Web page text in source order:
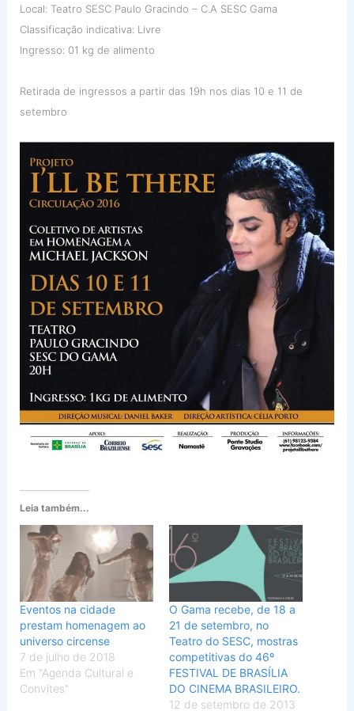
Local: Teatro SESC Paulo Gracindo – C.A SESC Gama
Classificação indicativa: Livre
Ingresso: 01 kg de alimento
Retirada de ingressos a partir das 19h nos dias 10 e 11 de
setembro
Leia também...
Eventos na cidade
prestam homenagem ao
universo circense
7 de julho de 2018
Em "Agenda Cultural e
Convites"
O Gama recebe, de 18 a
21 de setembro, no
Teatro do SESC, mostras
competitivas do 46º
FESTIVAL DE BRASÍLIA
DO CINEMA BRASILEIRO.
12 de setembro de 2013